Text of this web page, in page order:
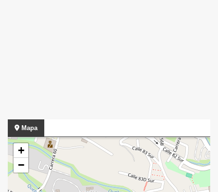
Mapa
+
−